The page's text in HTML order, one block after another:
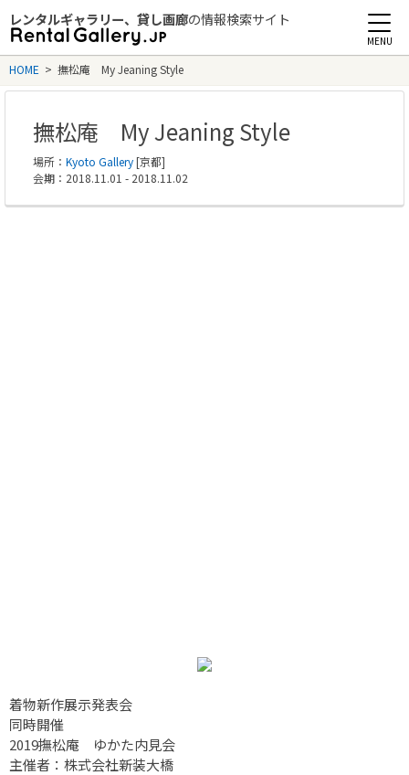
レンタルギャラリー、貸し画廊の情報検索サイト
Rental Gallery jp
HOME > 撫松庵 My Jeaning Style
撫松庵 My Jeaning Style
場所： Kyoto Gallery[京都]
会期：2018.11.01 - 2018.11.02
着物新作展示発表会
同時開催
2019撫松庵 ゆかた内見会
主催者：株式会社新装大橋